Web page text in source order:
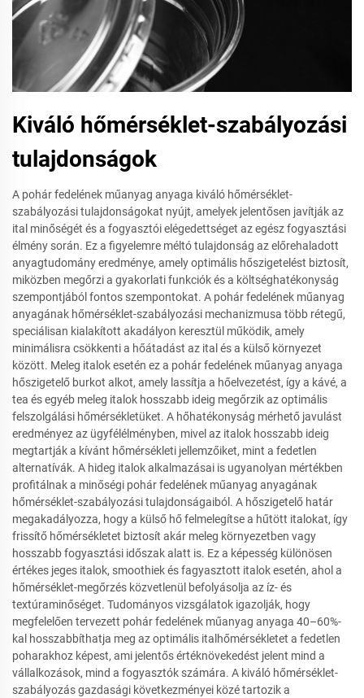
Kiváló hőmérséklet-szabályozási
tulajdonságok
A pohár fedelének műanyag anyaga kiváló hőmérséklet-
szabályozási tulajdonságokat nyújt, amelyek jelentősen javítják az
ital minőségét és a fogyasztói elégedettséget az egész fogyasztási
élmény során. Ez a figyelemre méltó tulajdonság az előrehaladott
anyagtudomány eredménye, amely optimális hőszigetelést biztosít,
miközben megőrzi a gyakorlati funkciók és a költséghatékonyság
szempontjából fontos szempontokat. A pohár fedelének műanyag
anyagának hőmérséklet-szabályozási mechanizmusa több rétegű,
speciálisan kialakított akadályon keresztül működik, amely
minimálisra csökkenti a hőátadást az ital és a külső környezet
között. Meleg italok esetén ez a pohár fedelének műanyag anyaga
hőszigetelő burkot alkot, amely lassítja a hőelvezetést, így a kávé, a
tea és egyéb meleg italok hosszabb ideig megőrzik az optimális
felszolgálási hőmérsékletüket. A hőhatékonyság mérhető javulást
eredményez az ügyfélélményben, mivel az italok hosszabb ideig
megtartják a kívánt hőmérsékleti jellemzőiket, mint a fedetlen
alternatívák. A hideg italok alkalmazásai is ugyanolyan mértékben
profitálnak a minőségi pohár fedelének műanyag anyagának
hőmérséklet-szabályozási tulajdonságaiból. A hőszigetelő határ
megakadályozza, hogy a külső hő felmelegítse a hűtött italokat, így
frissítő hőmérsékletet biztosít akár meleg környezetben vagy
hosszabb fogyasztási időszak alatt is. Ez a képesség különösen
értékes jeges italok, smoothiek és fagyasztott italok esetén, ahol a
hőmérséklet-megőrzés közvetlenül befolyásolja az íz- és
textúraminőséget. Tudományos vizsgálatok igazolják, hogy
megfelelően tervezett pohár fedelének műanyag anyaga 40–60%-
kal hosszabbíthatja meg az optimális italhőmérsékletet a fedetlen
poharakhoz képest, ami jelentős értéknövekedést jelent mind a
vállalkozások, mind a fogyasztók számára. A kiváló hőmérséklet-
szabályozás gazdasági következményei közé tartozik a